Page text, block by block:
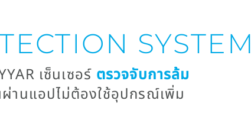
SYSTEM
เซ็นเซอร์ ตรวจจับการล้ม
านแอปไม่ต้องใช้อุปกรณ์เพิ่ม